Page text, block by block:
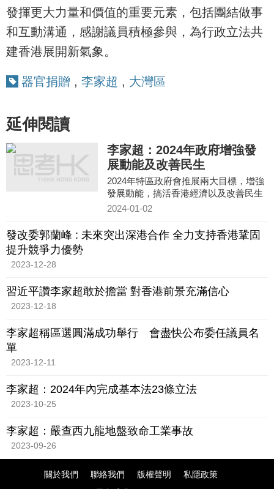
發揮更大力量和價值的重要元素，包括團結做事
和互動溝通，感謝議員積極參與，為行政立法共
建香港展開新氣象。
器官捐贈 , 李家超 , 大灣區
延伸閱讀
李家超：2024年政府增強發
展動能及改善民生
2024年特區政府會推展兩大目標，增強
發展動能，搞活香港經濟以及改善民生
2024-01-02
發改委郭蘭峰 : 未來突出深港合作 全力支持香港鞏固
提升競爭力優勢
2023-12-28
習近平讚李家超敢於擔當 對香港前景充滿信心
2023-12-18
李家超稱區選圓滿成功舉行 會盡快公布委任議員名
單
2023-12-11
李家超：2024年內完成基本法23條立法
2023-10-25
李家超：嚴查西九龍地盤致命工業事故
2023-09-26
關於我們 聯絡我們 版權聲明
私隱政策